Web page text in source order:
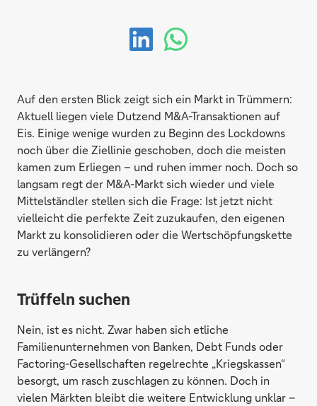
Auf den ersten Blick zeigt sich ein Markt in Trümmern:
Aktuell liegen viele Dutzend M&A-Transaktionen auf
Eis. Einige wenige wurden zu Beginn des Lockdowns
noch über die Ziellinie geschoben, doch die meisten
kamen zum Erliegen – und ruhen immer noch. Doch so
langsam regt der M&A-Markt sich wieder und viele
Mittelständler stellen sich die Frage: Ist jetzt nicht
vielleicht die perfekte Zeit zuzukaufen, den eigenen
Markt zu konsolidieren oder die Wertschöpfungskette
zu verlängern?
Trüffeln suchen
Nein, ist es nicht. Zwar haben sich etliche
Familienunternehmen von Banken, Debt Funds oder
Factoring-Gesellschaften regelrechte „Kriegskassen“
besorgt, um rasch zuschlagen zu können. Doch in
vielen Märkten bleibt die weitere Entwicklung unklar –